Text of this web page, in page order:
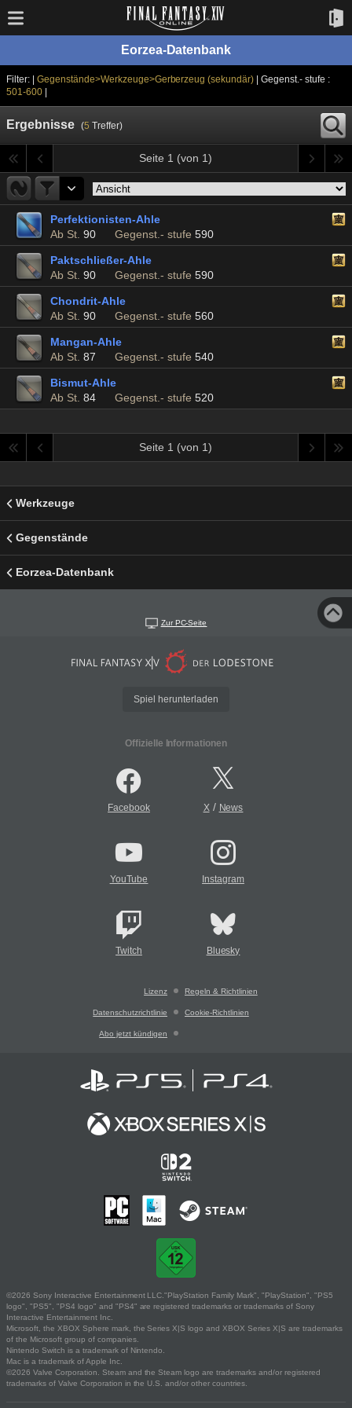
Eorzea-Datenbank
Filter: | Gegenstände>Werkzeuge>Gerberzeug (sekundär)
| Gegenst.- stufe :
501-600|
Ergebnisse (5 Treffer)
Seite 1 (von 1)
Perfektionisten-Ahle
Ab St. 90 Gegenst.- stufe 590
Paktschließer-Ahle
Ab St. 90 Gegenst.- stufe 590
Chondrit-Ahle
Ab St. 90 Gegenst.- stufe 560
Mangan-Ahle
Ab St. 87 Gegenst.- stufe 540
Bismut-Ahle
Ab St. 84 Gegenst.- stufe 520
Seite 1 (von 1)
Werkzeuge
Gegenstände
Eorzea-Datenbank
Zur PC-Seite
Spiel herunterladen
Offizielle Informationen
Facebook X/ News
YouTube Instagram
Twitch Bluesky
Lizenz Regeln & Richtlinien
Datenschutzrichtlinie Cookie-Richtlinien
Abo jetzt kündigen
©2026 Sony Interactive Entertainment LLC."PlayStation Family Mark", "PlayStation", "PS5
logo", "PS5", "PS4 logo" and "PS4" are registered trademarks or trademarks of Sony
Interactive Entertainment Inc.
Microsoft, the XBOX Sphere mark, the Series X|S logo and XBOX Series X|S are trademarks
of the Microsoft group of companies.
Nintendo Switch is a trademark of Nintendo.
Mac is a trademark of Apple Inc.
©2026 Valve Corporation. Steam and the Steam logo are trademarks and/or registered
trademarks of Valve Corporation in the U.S. and/or other countries.